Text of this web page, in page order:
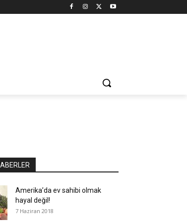
Amerika’da ev sahibi olmak
hayal değil!
7 Haziran 2018